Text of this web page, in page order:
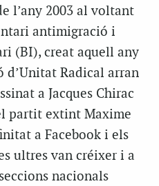
l’any 2003 al voltant
antimigració i
(BI), creat aquell any
d’Unitat Radical arran
a Jacques Chirac
partit extint Maxime
a Facebook i els
ultres van créixer i a
nacionals